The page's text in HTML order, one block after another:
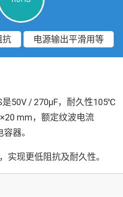
抗 电源输出平滑用等
是50V / 270µF，耐久性105℃
mm，额定纹波电流
器。
实现更低阻抗及耐久性。